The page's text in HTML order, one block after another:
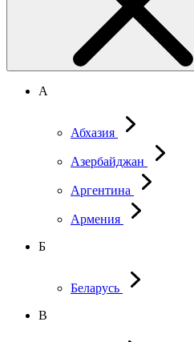
А
Абхазия
Азербайджан
Аргентина
Армения
Б
Беларусь
В